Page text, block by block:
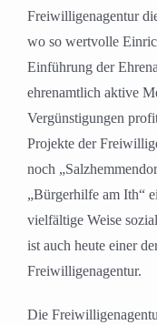
Freiwilligenagentur
wo so wertvolle
Einführung der
ehrenamtlich aktive
Vergünstigungen
Projekte der
noch
„Bürgerhilfe am Ith“
vielfältige Weise
ist auch heute einer
Freiwilligenagentur.
Die